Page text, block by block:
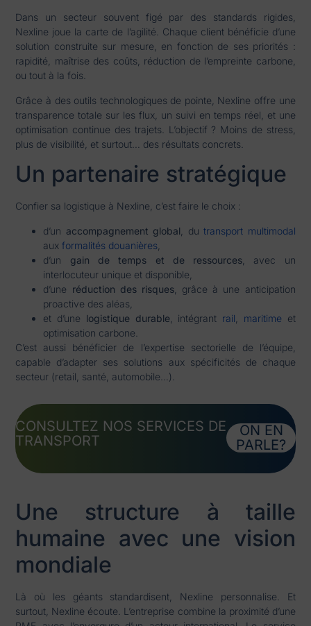
Dans un secteur souvent figé par des standards rigides,
Nexline joue la carte de l’agilité. Chaque client bénéficie d’une
solution construite sur mesure, en fonction de ses priorités :
rapidité, maîtrise des coûts, réduction de l’empreinte carbone,
ou tout à la fois.
Grâce à des outils technologiques de pointe, Nexline offre une
transparence totale sur les flux, un suivi en temps réel, et une
optimisation continue des trajets. L’objectif ? Moins de stress,
plus de visibilité, et surtout… des résultats concrets.
Un partenaire stratégique
Confier sa logistique à Nexline, c’est faire le choix :
d’un accompagnement global , dutransport multimodal
auxformalités douanières
d’un gain de temps et de ressources , avec un
interlocuteur unique et disponible,
d’une réduction des risques, grâce à une anticipation
proactive des aléas,
et d’une logistique durable, intégrant rail maritimeet
optimisation carbone.
C’est aussi bénéficier de l’expertise sectorielle de l’équipe,
capable d’adapter ses solutions aux spécificités de chaque
secteur (retail, santé, automobile…).
CONSULTEZ NOS SERVICES DE
TRANSPORT
ON EN
PARLE?
Une structure à taille
humaine avec une vision
mondiale
Là où les géants standardisent, Nexline personnalise. Et
surtout, Nexline écoute. L’entreprise combine la proximité d’une